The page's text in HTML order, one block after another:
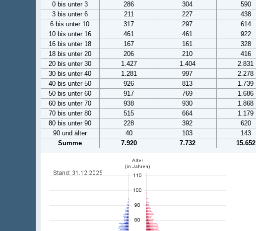
0 bis unter 3
286 304 590
3 bis unter 6
211 227 438
6 bis unter 10
317 297 614
10 bis unter 16
461 461 922
16 bis unter 18
167 161 328
18 bis unter 20
206 210 416
20 bis unter 30
1.427 1.404 2.831
30 bis unter 40
1.281 997 2.278
40 bis unter 50
926 813 1.739
50 bis unter 60
917 769 1.686
60 bis unter 70
938 930 1.868
70 bis unter 80
515 664 1.179
80 bis unter 90
228 392 620
90 und älter
40 103 143
Summe
7.920 7.732 15.652